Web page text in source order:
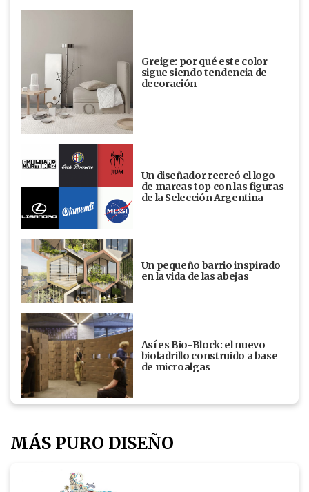
Greige: por qué este color
sigue siendo tendencia de
decoración
Un diseñador recreó el logo
de marcas top con las figuras
de la Selección Argentina
Un pequeño barrio inspirado
en la vida de las abejas
Así es Bio-Block: el nuevo
bioladrillo construido a base
de microalgas
MÁS PURO DISEÑO